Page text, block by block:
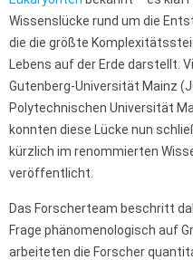
Wissenslücke rund um die
die die größte
Lebens auf der Erde darstellt.
Gutenberg-Universität Mainz
Polytechnischen Universität
konnten diese Lücke nun
kürzlich im renommierten
veröffentlicht.
Das Forscherteam beschritt
Frage phänomenologisch auf
arbeiteten die Forscher